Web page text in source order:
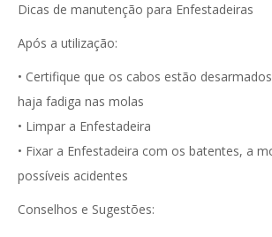
Dicas de manutenção para Enfestadeiras
Após a utilização:
• Certifique que os cabos estão
haja fadiga nas molas
• Limpar a Enfestadeira
• Fixar a Enfestadeira com os batentes, a
possíveis acidentes
Conselhos e Sugestões: